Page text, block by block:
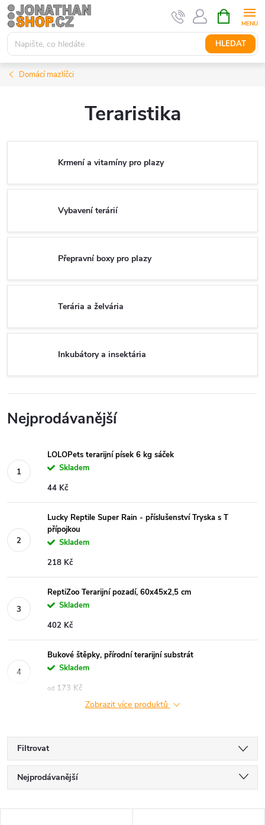
Přejít
na
obsah
HLEDAT
NÁKUPNÍ
KOŠÍK
Domácí mazlíčci
Teraristika
Krmení a vitamíny pro plazy
Vybavení terárií
Přepravní boxy pro plazy
Terária a želvária
Inkubátory a insektária
Nejprodávanější
LOLOPets terarijní písek 6 kg sáček
Skladem
44 Kč
Lucky Reptile Super Rain - příslušenství Tryska s T
přípojkou
Skladem
218 Kč
ReptiZoo Terarijní pozadí, 60x45x2,5 cm
Skladem
402 Kč
Bukové štěpky, přírodní terarijní substrát
Skladem
od 173 Kč
Zobrazit více produktů
Filtrovat
Ř
a
Nejprodávanější